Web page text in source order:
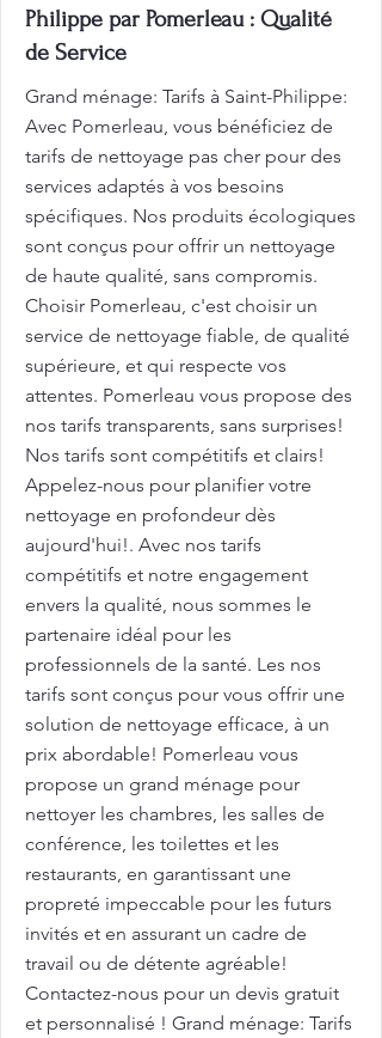
Philippe par Pomerleau : Qualité
de Service
Grand ménage: Tarifs à Saint-Philippe:
Avec Pomerleau, vous bénéficiez de
tarifs de nettoyage pas cher pour des
services adaptés à vos besoins
spécifiques. Nos produits écologiques
sont conçus pour offrir un nettoyage
de haute qualité, sans compromis.
Choisir Pomerleau, c'est choisir un
service de nettoyage fiable, de qualité
supérieure, et qui respecte vos
attentes. Pomerleau vous propose des
nos tarifs transparents, sans surprises!
Nos tarifs sont compétitifs et clairs!
Appelez-nous pour planifier votre
nettoyage en profondeur dès
aujourd'hui!. Avec nos tarifs
compétitifs et notre engagement
envers la qualité, nous sommes le
partenaire idéal pour les
professionnels de la santé. Les nos
tarifs sont conçus pour vous offrir une
solution de nettoyage efficace, à un
prix abordable! Pomerleau vous
propose un grand ménage pour
nettoyer les chambres, les salles de
conférence, les toilettes et les
restaurants, en garantissant une
propreté impeccable pour les futurs
invités et en assurant un cadre de
travail ou de détente agréable!
Contactez-nous pour un devis gratuit
et personnalisé ! Grand ménage: Tarifs